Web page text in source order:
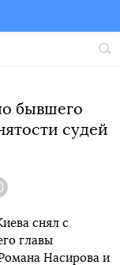
бывшего
судей
снял с
главы
Насирова и